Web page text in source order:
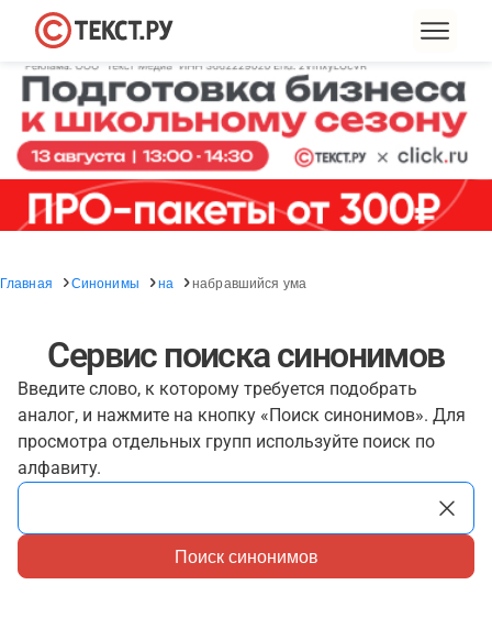
Главная Синонимы на набравшийся ума
Сервис поиска синонимов
Введите слово, к которому требуется подобрать
аналог, и нажмите на кнопку «Поиск синонимов». Для
просмотра отдельных групп используйте поиск по
алфавиту.
Поиск синонимов